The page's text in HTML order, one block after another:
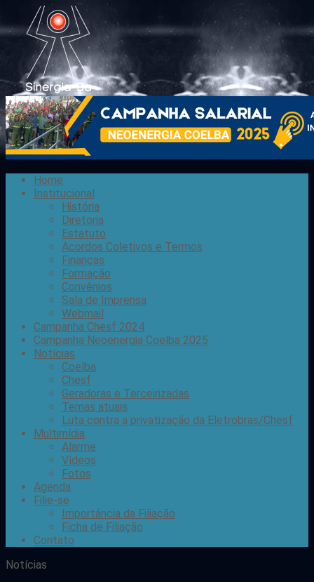
Home
Institucional
História
Diretoria
Estatuto
Acordos Coletivos e Termos
Finanças
Formação
Convênios
Sala de Imprensa
Webmail
Campanha Chesf 2024
Campanha Neoenergia Coelba 2025
Notícias
Coelba
Chesf
Geradoras e Terceirizadas
Temas atuais
Luta contra a privatização da Eletrobras/Chesf
Multimídia
Alarme
Vídeos
Fotos
Agenda
Filie-se
Importância da Filiação
Ficha de Filiação
Contato
Notícias